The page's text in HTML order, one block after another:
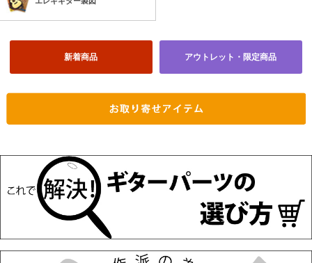
新着商品 アウトレット・限定商品